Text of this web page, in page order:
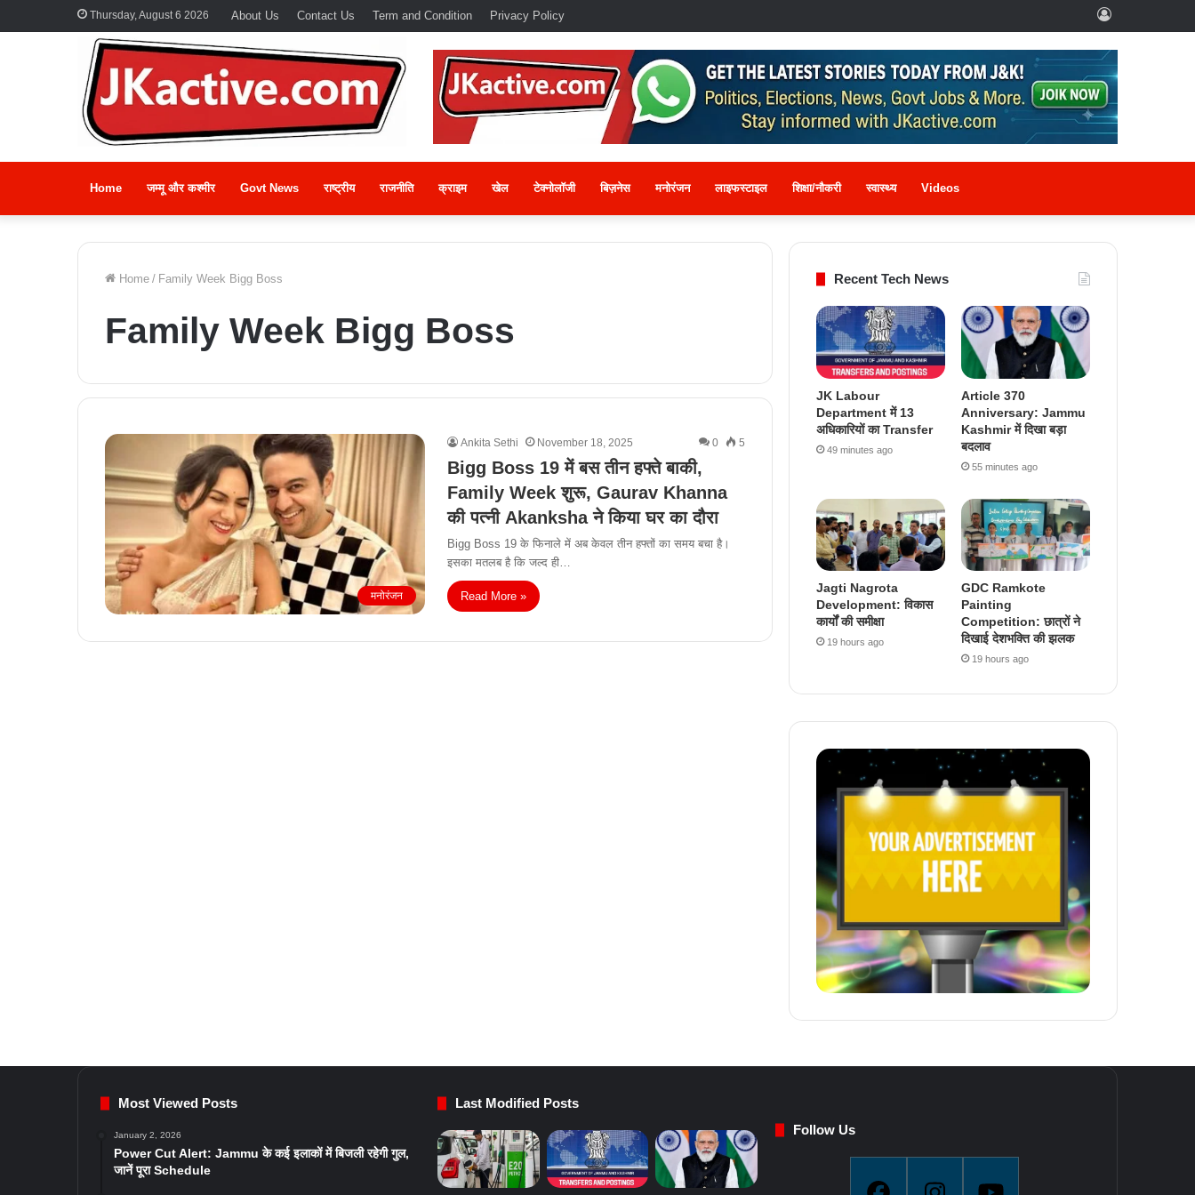
Thursday, August 6 2026 About Us Contact Us Term and Condition Privacy Policy
In
Home जम्मू और कश्मीर Govt News राष्ट्रीय राजनीति क्राइम खेल टेक्नोलॉजी बिज़नेस मनोरंजन लाइफस्टाइल शिक्षा/नौकरी स्वास्थ्य Videos
Home / Family Week Bigg Boss
Family Week Bigg Boss
मनोरंजन
Ankita Sethi November 18, 2025 0 5
Bigg Boss 19 में बस तीन हफ्ते बाकी,
Family Week शुरू, Gaurav Khanna
की पत्नी Akanksha ने किया घर का दौरा
Bigg Boss 19 के फिनाले में अब केवल तीन हफ्तों का समय बचा है।
इसका मतलब है कि जल्द ही…
Read More »
Recent Tech News
JK Labour
Department में 13
अधिकारियों का Transfer
49 minutes ago
Article 370
Anniversary: Jammu
Kashmir में दिखा बड़ा
बदलाव
55 minutes ago
Jagti Nagrota
Development: विकास
कार्यों की समीक्षा
19 hours ago
GDC Ramkote
Painting
Competition: छात्रों ने
दिखाई देशभक्ति की झलक
19 hours ago
Most Viewed Posts
January 2, 2026
Power Cut Alert: Jammu के कई इलाकों में बिजली रहेगी गुल,
जानें पूरा Schedule
Last Modified Posts
Follow Us